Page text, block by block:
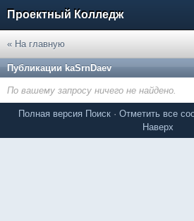
Проектный Колледж
« На главную
Публикации kaSrnDaev
По вашему запросу ничего не найдено.
Полная версия Поиск · Отметить все
Наверх